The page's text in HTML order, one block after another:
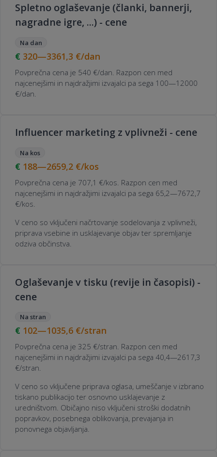
Spletno oglaševanje (članki, bannerji,
nagradne igre, ...) - cene
Na dan
320—3361,3 €/dan
Povprečna cena je 540 €/dan. Razpon cen med
najcenejšimi in najdražjimi izvajalci pa sega 100—12000
€/dan.
Influencer marketing z vplivneži - cene
Na kos
188—2659,2 €/kos
Povprečna cena je 707,1 €/kos. Razpon cen med
najcenejšimi in najdražjimi izvajalci pa sega 65,2—7672,7
€/kos.
V ceno so vključeni načrtovanje sodelovanja z vplivneži,
priprava vsebine in usklajevanje objav ter spremljanje
odziva občinstva.
Oglaševanje v tisku (revije in časopisi) -
cene
Na stran
102—1035,6 €/stran
Povprečna cena je 325 €/stran. Razpon cen med
najcenejšimi in najdražjimi izvajalci pa sega 40,4—2617,3
€/stran.
V ceno so vključene priprava oglasa, umeščanje v izbrano
tiskano publikacijo ter osnovno usklajevanje z
uredništvom. Običajno niso vključeni stroški dodatnih
popravkov, posebnega oblikovanja, prevajanja in
ponovnega objavljanja.